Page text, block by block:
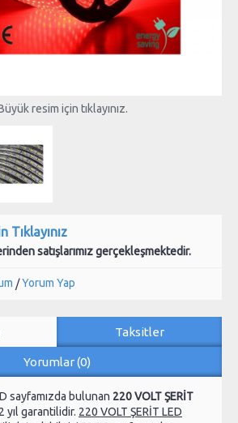
resim için tıklayınız.
Tıklayınız
satışlarımız gerçekleşmektedir.
/Yorum Yap
Taksitler
Yorumlar (0)
sayfamızda bulunan 220 VOLT ŞERİT
yıl garantilidir. 220 VOLT ŞERİT LED